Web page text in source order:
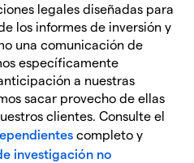
legales diseñadas para
los informes de inversión y
una comunicación de
específicamente
a nuestras
sacar provecho de ellas
clientes. Consulte el
completo y
investigación no